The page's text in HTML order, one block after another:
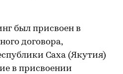
был присвоен в
договора,
Саха (Якутия)
в присвоении